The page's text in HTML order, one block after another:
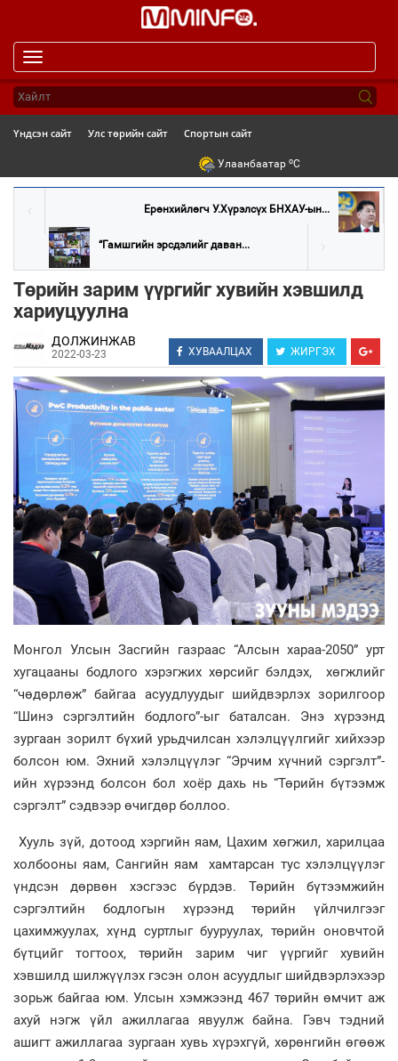
navigation
Үндсэн сайт Улс төрийн сайт Спортын сайт
Улаанбаатар oC
Ерөнхийлөгч У.Хүрэлсүх БНХАУ-ын...
“Гамшгийн эрсдэлийг даван...
Төрийн зарим үүргийг хувийн хэвшилд
хариуцуулна
ДОЛЖИНЖАВ
2022-03-23 ХУВААЛЦАХ ЖИРГЭХ
Монгол Улсын Засгийн газраас “Алсын хараа-2050” урт
хугацааны бодлого хэрэгжих хөрсийг бэлдэх, хөгжлийг
“чөдөрлөж” байгаа асуудлуудыг шийдвэрлэх зорилгоор
“Шинэ сэргэлтийн бодлого”-ыг баталсан. Энэ хүрээнд
зургаан зорилт бүхий урьдчилсан хэлэлцүүлгийг хийхээр
болсон юм. Эхний хэлэлцүүлэг “Эрчим хүчний сэргэлт”-
ийн хүрээнд болсон бол хоёр дахь нь “Төрийн бүтээмж
сэргэлт” сэдвээр өчигдөр боллоо.
Хууль зүй, дотоод хэргийн яам, Цахим хөгжил, харилцаа
холбооны яам, Сангийн яам хамтарсан тус хэлэлцүүлэг
үндсэн дөрвөн хэсгээс бүрдэв. Төрийн бүтээмжийн
сэргэлтийн бодлогын хүрээнд төрийн үйлчилгээг
цахимжуулах, хүнд суртлыг бууруулах, төрийн оновчтой
бүтцийг тогтоох, төрийн зарим чиг үүргийг хувийн
хэвшилд шилжүүлэх гэсэн олон асуудлыг шийдвэрлэхээр
зорьж байгаа юм. Улсын хэмжээнд 467 төрийн өмчит аж
ахуй нэгж үйл ажиллагаа явуулж байна. Гэвч тэдний
ашигт ажиллагаа зургаан хувь хүрэхгүй, хөрөнгийн өгөөж